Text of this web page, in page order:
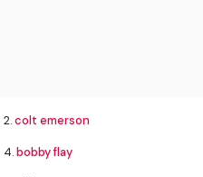
2.colt emerson
4.bobby flay